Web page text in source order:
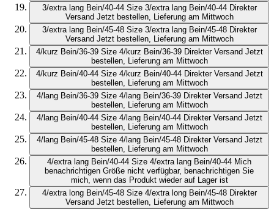
3/extra lang Bein/40-44 Size 3/extra lang Bein/40-44 Direkter
Versand Jetzt bestellen, Lieferung am Mittwoch
3/extra lang Bein/45-48 Size 3/extra lang Bein/45-48 Direkter
Versand Jetzt bestellen, Lieferung am Mittwoch
4/kurz Bein/36-39 Size 4/kurz Bein/36-39 Direkter Versand Jetzt
bestellen, Lieferung am Mittwoch
4/kurz Bein/40-44 Size 4/kurz Bein/40-44 Direkter Versand Jetzt
bestellen, Lieferung am Mittwoch
4/lang Bein/36-39 Size 4/lang Bein/36-39 Direkter Versand Jetzt
bestellen, Lieferung am Mittwoch
4/lang Bein/40-44 Size 4/lang Bein/40-44 Direkter Versand Jetzt
bestellen, Lieferung am Mittwoch
4/lang Bein/45-48 Size 4/lang Bein/45-48 Direkter Versand Jetzt
bestellen, Lieferung am Mittwoch
4/extra lang Bein/40-44 Size 4/extra lang Bein/40-44 Mich
benachrichtigen Größe nicht verfügbar, benachrichtigen Sie
mich, wenn das Produkt wieder auf Lager ist
4/extra long Bein/45-48 Size 4/extra long Bein/45-48 Direkter
Versand Jetzt bestellen, Lieferung am Mittwoch